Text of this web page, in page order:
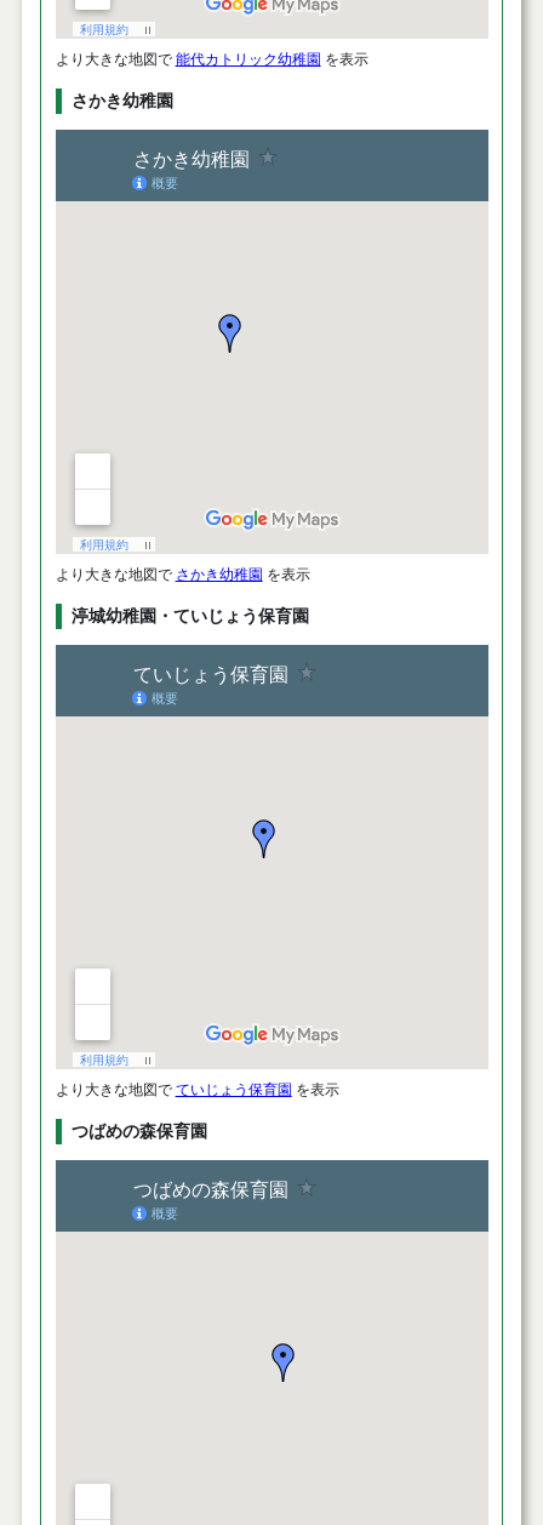
より大きな地図で 能代カトリック幼稚園 を表示
さかき幼稚園
より大きな地図で さかき幼稚園 を表示
渟城幼稚園・ていじょう保育園
より大きな地図で ていじょう保育園 を表示
つばめの森保育園